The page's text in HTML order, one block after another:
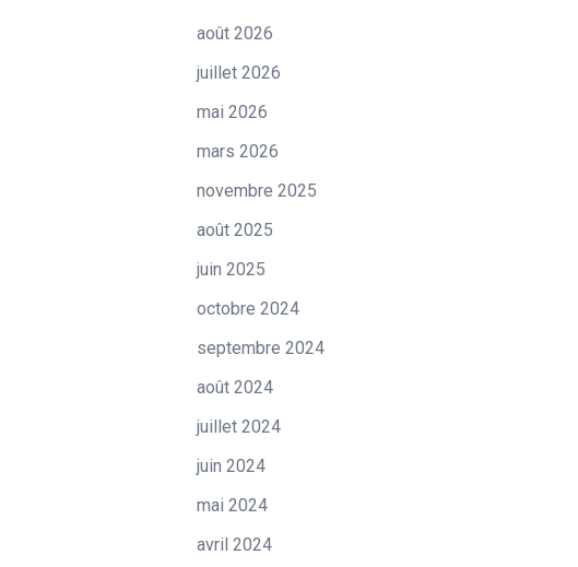
août 2026
juillet 2026
mai 2026
mars 2026
novembre 2025
août 2025
juin 2025
octobre 2024
septembre 2024
août 2024
juillet 2024
juin 2024
mai 2024
avril 2024